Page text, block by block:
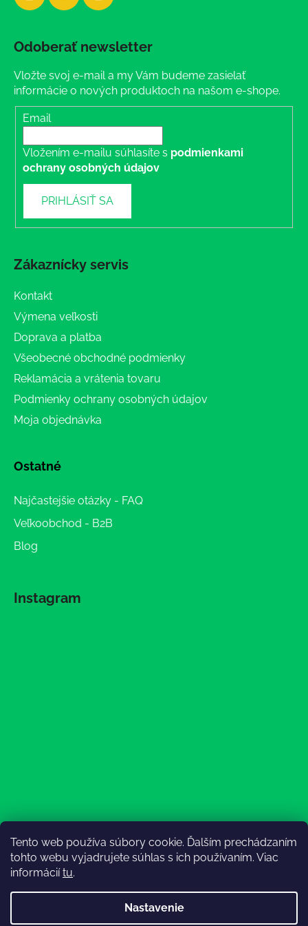
Tento web používa súbory cookie. Ďalším prechádzaním
tohto webu vyjadrujete súhlas s ich používaním. Viac
informáciítu.
Nastavenie
Odoberať newsletter
Vložte svoj e-mail a my Vám budeme zasielať
informácie o nových produktoch na našom e-shope.
Email
Vložením e-mailu súhlasíte s podmienkami
ochrany osobných údajov
PRIHLÁSIŤ SA
Zákaznícky servis
Kontakt
Výmena veľkosti
Doprava a platba
Všeobecné obchodné podmienky
Reklamácia a vrátenia tovaru
Podmienky ochrany osobných údajov
Moja objednávka
Ostatné
Najčastejšie otázky - FAQ
Veľkoobchod - B2B
Blog
Instagram
Sledovať na Instagrame